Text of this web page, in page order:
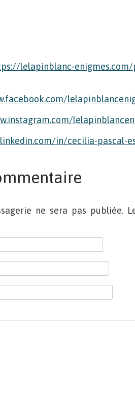
lelapinblanc-enigmes.com/
in/cecilia-pascal-
ne sera pas publiée.